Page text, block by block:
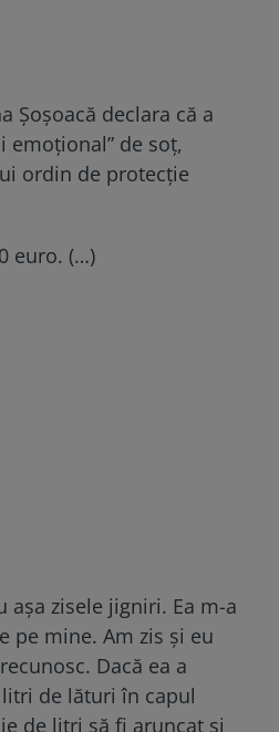
Șoșoacă declara că a
emoțional” de soț,
ordin de protecție
euro. (…)
așa zisele jigniri. Ea m-a
pe mine. Am zis și eu
Dacă ea a
de lături în capul
de litri să fi aruncat și